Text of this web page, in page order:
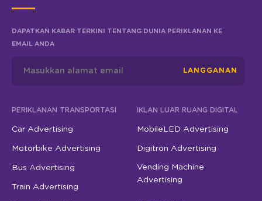
DAPATKAN KABAR TERKINI TENTANG DUNIA PERIKLANAN KE
EMAIL ANDA
LANGGANAN
PERIKLANAN TRANSPORTASI
Car Advertising
Motorbike Advertising
Bus Advertising
Train Advertising
IKLAN LUAR RUANG DIGITAL
MobileLED Advertising
Digitron Advertising
Vending Machine
Advertising